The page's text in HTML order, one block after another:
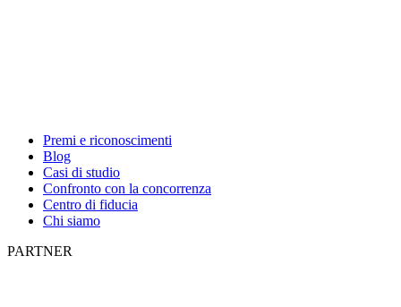
Premi e riconoscimenti
Blog
Casi di studio
Confronto con la concorrenza
Centro di fiducia
Chi siamo
PARTNER